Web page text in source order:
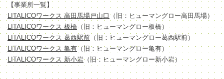
【事業所一覧】
LITALICOワークス 高田馬場戸山口 （旧：ヒューマングロー高田馬場）
LITALICOワークス 板橋（旧：ヒューマングロー板橋）
LITALICOワークス 葛西駅前 （旧：ヒューマングロー葛西駅前）
LITALICOワークス 亀有（旧：ヒューマングロー亀有）
LITALICOワークス 新小岩（旧：ヒューマングロー新小岩）